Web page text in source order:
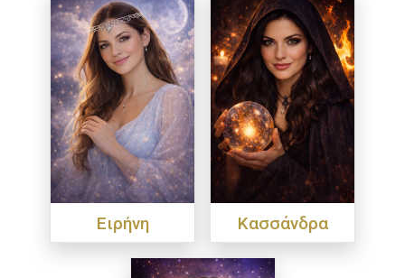
Ειρήνη Κασσάνδρα